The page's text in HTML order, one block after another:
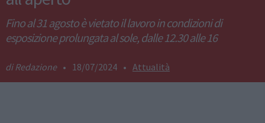
Fino al 31 agosto è vietato il lavoro in condizioni di
esposizione prolungata al sole, dalle 12.30 alle 16
Redazione • 18/07/2024 • Attualità